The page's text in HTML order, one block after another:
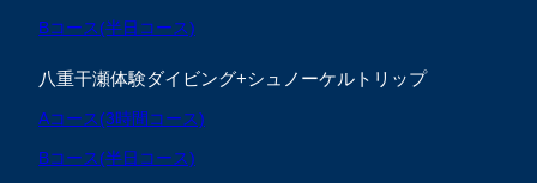
Bコース(半日コース)
八重干瀬体験ダイビング+シュノーケルトリップ
Aコース(3時間コース)
Bコース(半日コース)